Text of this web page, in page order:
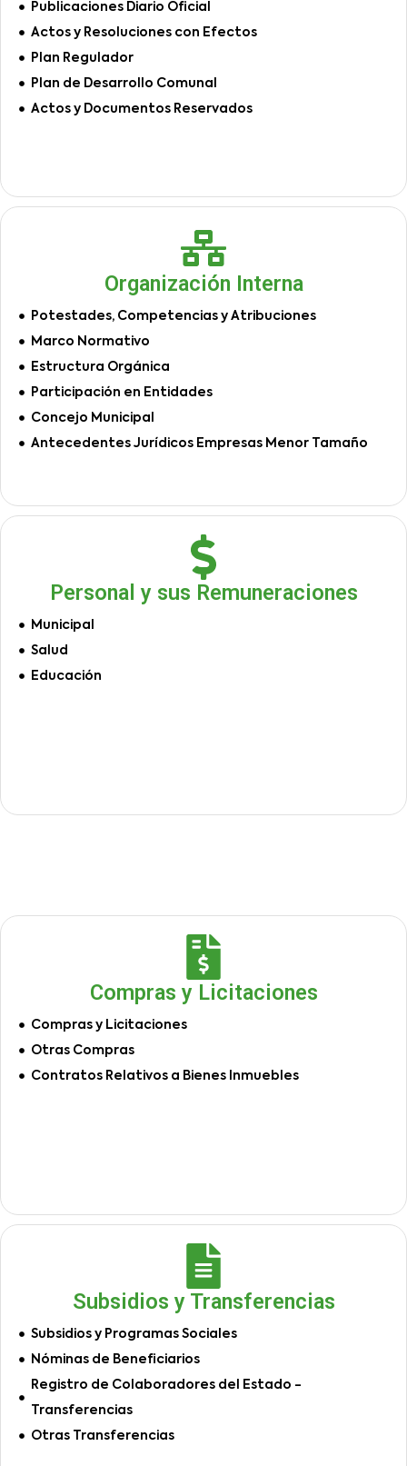
Publicaciones Diario Oficial
Actos y Resoluciones con Efectos
Plan Regulador
Plan de Desarrollo Comunal
Actos y Documentos Reservados
Organización Interna
Potestades, Competencias y Atribuciones
Marco Normativo
Estructura Orgánica
Participación en Entidades
Concejo Municipal
Antecedentes Jurídicos Empresas Menor Tamaño
Personal y sus Remuneraciones
Municipal
Salud
Educación
Compras y Licitaciones
Compras y Licitaciones
Otras Compras
Contratos Relativos a Bienes Inmuebles
Subsidios y Transferencias
Subsidios y Programas Sociales
Nóminas de Beneficiarios
Registro de Colaboradores del Estado -
Transferencias
Otras Transferencias